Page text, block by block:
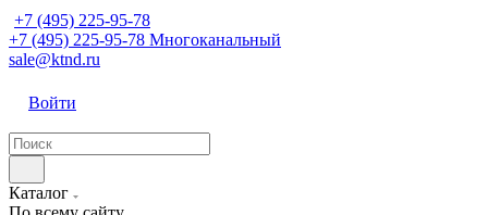
+7 (495) 225-95-78
+7 (495) 225-95-78 Многоканальный
sale@ktnd.ru
Войти
Каталог